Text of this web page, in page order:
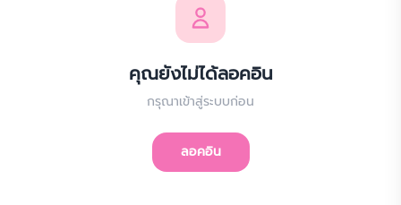
คุณยังไม่ได้ลอคอิน
กรุณาเข้าสู่ระบบก่อน
ลอคอิน